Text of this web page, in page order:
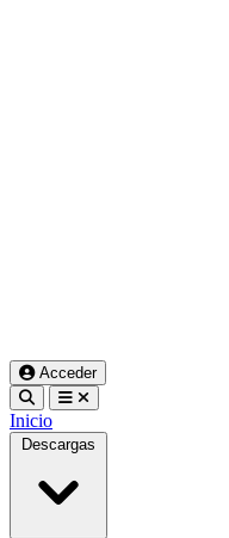
Acceder
Inicio
Descargas